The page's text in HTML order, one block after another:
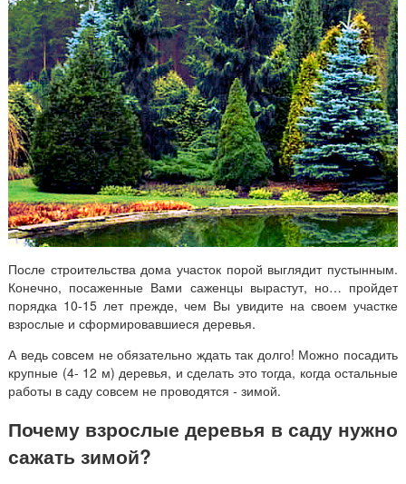
После строительства дома участок порой выглядит пустынным.
Конечно, посаженные Вами саженцы вырастут, но… пройдет
порядка 10-15 лет прежде, чем Вы увидите на своем участке
взрослые и сформировавшиеся деревья.
А ведь совсем не обязательно ждать так долго! Можно посадить
крупные (4- 12 м) деревья, и сделать это тогда, когда остальные
работы в саду совсем не проводятся - зимой.
Почему взрослые деревья в саду нужно
сажать зимой?